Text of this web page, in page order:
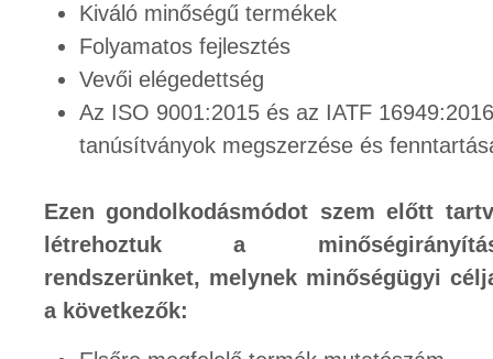
Kiváló minőségű termékek
Folyamatos fejlesztés
Vevői elégedettség
Az ISO 9001:2015 és az IATF 16949:2016
tanúsítványok megszerzése és
Ezen gondolkodásmódot szem előtt
létrehoztuk a
rendszerünket, melynek minőségügyi
a következők: